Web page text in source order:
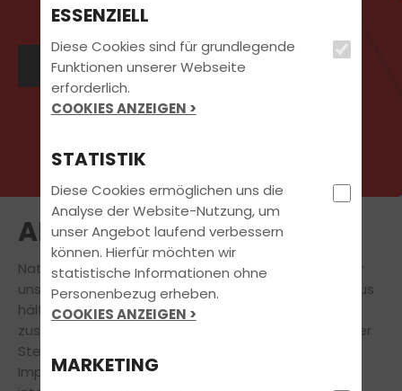
Jetzt Kontakt aufnehmen
AKTUELLES
Natürlich stehtDeineFührerscheinausbildung
für
uns immer an erster Stelle. Doch auch darüber hinaus
hält unsere Fahrschule für Dich eine Vielzahl
zusätzlicher
An dieser
Stelle findest Du aktuelle Informationen und
Impressionen zu Veranstaltungen, News und
ESSENZIELL
Diese Cookies sind für grundlegende
Funktionen unserer Webseite
erforderlich.
COOKIES ANZEIGEN >
STATISTIK
Diese Cookies ermöglichen uns die
Analyse der Website-Nutzung, um
unser Angebot laufend verbessern
können. Hierfür möchten wir
statistische Informationen ohne
Personenbezug erheben.
COOKIES ANZEIGEN >
MARKETING